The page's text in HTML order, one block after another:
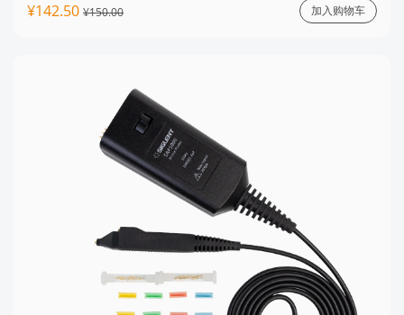
¥142.50 ¥150.00 加入购物车